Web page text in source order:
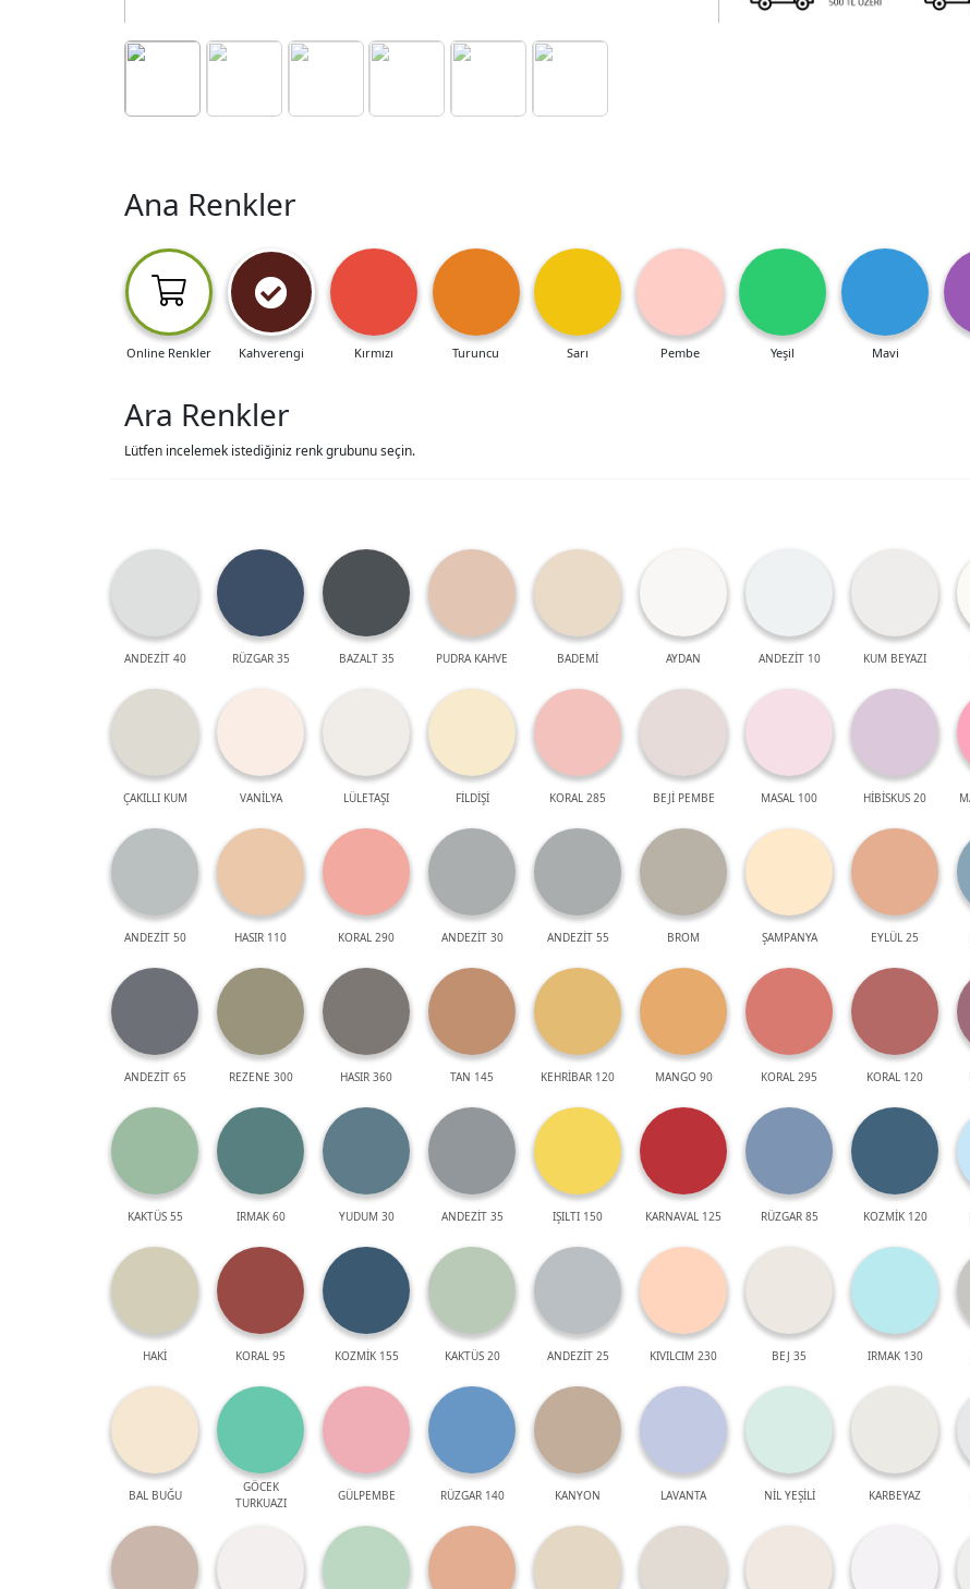
Ana Renkler
Online Renkler Kahverengi Kırmızı Turuncu Sarı Pembe Yeşil Mavi
Ara Renkler
Lütfen incelemek istediğiniz renk grubunu seçin.
ANDEZİT 40 RÜZGAR 35 BAZALT 35 PUDRA KAHVE BADEMİ AYDAN ANDEZİT 10 KUM BEYAZI
ÇAKILLI KUM VANİLYA LÜLETAŞI FİLDİŞİ KORAL 285 BEJİ PEMBE MASAL 100 HİBİSKUS 20
ANDEZİT 50 HASIR 110 KORAL 290 ANDEZİT 30 ANDEZİT 55 BROM ŞAMPANYA EYLÜL 25
ANDEZİT 65 REZENE 300 HASIR 360 TAN 145 KEHRİBAR 120 MANGO 90 KORAL 295 KORAL 120
KAKTÜS 55 IRMAK 60 YUDUM 30 ANDEZİT 35 IŞILTI 150 KARNAVAL 125 RÜZGAR 85 KOZMİK 120
HAKİ KORAL 95 KOZMİK 155 KAKTÜS 20 ANDEZİT 25 KIVILCIM 230 BEJ 35 IRMAK 130
BAL BUĞU
GÖCEK
TURKUAZI
GÜLPEMBE RÜZGAR 140 KANYON LAVANTA NİL YEŞİLİ KARBEYAZ